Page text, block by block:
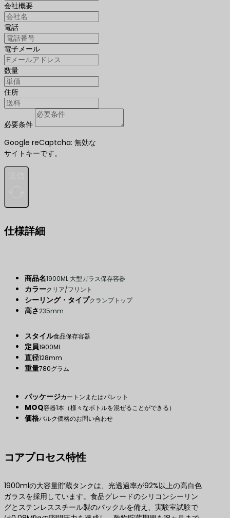
会社概要
電話
電子メール
数量
住所
必要条件
Google reCaptcha: 無効な
サイトキーです。
仕様詳細
商品名1900ML 大型ガラス保存容器
カラークリア/フリント
シーリング・タイプクランプトップ
高さ235mm
スタイル食品保存容器
定員1900ML
直径128mm
重量780グラム
パッケージカートンまたはパレット
MOQ容器1本（様々なボトルを混ぜることができる）
価格バルク価格のお問い合わせ
コアプロセス特性
1900mlの大容量貯蔵タンクは、光透過率が92%以上の高白色
ガラスを採用しています。食品グレードのシリコンシーリン
グとステンレススチール製のバックルを備え、実験室試験で